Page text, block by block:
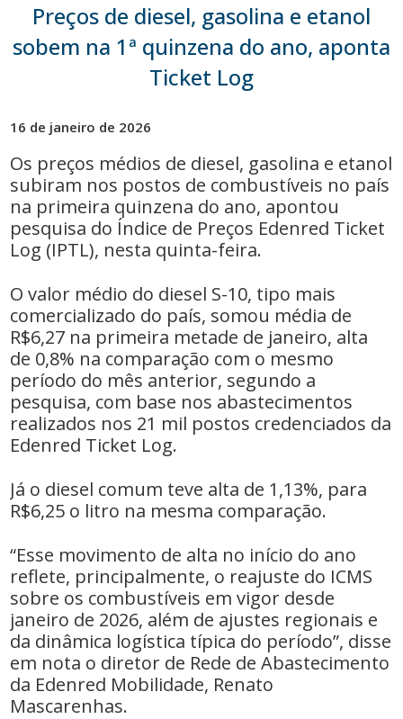
Preços de diesel, gasolina e etanol
sobem na 1ª quinzena do ano, aponta
Ticket Log
16 de janeiro de 2026
Os preços médios de diesel, gasolina e etanol
subiram nos postos de combustíveis no país
na primeira quinzena do ano, apontou
pesquisa do Índice ‌de Preços Edenred Ticket
Log (IPTL), nesta quinta-feira.
O valor médio do diesel S-10, tipo ‌mais
comercializado do país, somou média de
R$6,27 na primeira metade de janeiro, alta
de 0,8% na comparação com o mesmo
período do mês anterior, segundo a
pesquisa, com base nos abastecimentos
realizados nos 21 mil postos ‍credenciados da
Edenred Ticket Log.
Já o diesel comum teve alta de 1,13%, para
R$6,25 o litro na mesma comparação.
“Esse movimento de alta no início do ano
reflete, principalmente, o reajuste do ICMS
sobre os combustíveis ‌em vigor desde
janeiro de 2026, além de ‌ajustes regionais e
da dinâmica logística típica do período”, disse
em nota o diretor de Rede de Abastecimento
da Edenred Mobilidade, Renato
Mascarenhas.